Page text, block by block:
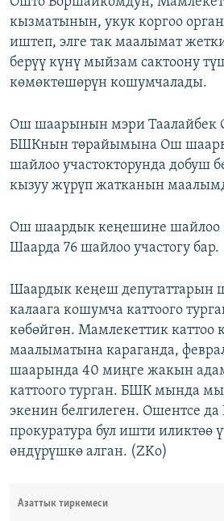
кызматынын, укук коргоо
иштеп, элге так маалымат
берүү күнү мыйзам сактоону
көмөктөшөрүн кошумчалады.
Ош шаарынын мэри Таалайбек
БШКнын төрайымына Ош
шайлоо участокторунда добуш
кызуу жүрүп жатканын
Ош шаардык кеңешине шайлоо
Шаарда 76 шайлоо участогу бар.
Шаардык кеңеш депутаттарын
калаага кошумча каттоого
көбөйгөн. Мамлекеттик
маалыматына караганда,
шаарында 40 миңге жакын
каттоого турган. БШК мында
экенин белгилеген. Ошентсе
прокуратура бул ишти иликтөө
өндүрүшкө алган. (ZKo)
Азаттык тиркемеси